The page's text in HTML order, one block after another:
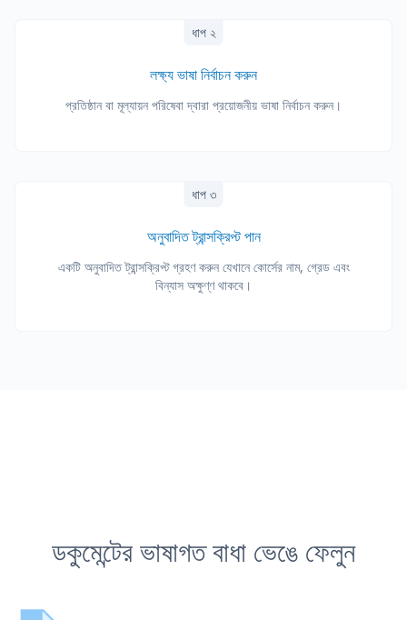
ধাপ ২
লক্ষ্য ভাষা নির্বাচন করুন
প্রতিষ্ঠান বা মূল্যায়ন পরিষেবা দ্বারা প্রয়োজনীয় ভাষা নির্বাচন করুন।
ধাপ ৩
অনুবাদিত ট্রান্সক্রিপ্ট পান
একটি অনুবাদিত ট্রান্সক্রিপ্ট গ্রহণ করুন যেখানে কোর্সের নাম, গ্রেড এবং
বিন্যাস অক্ষুণ্ণ থাকবে।
ডকুমেন্টের ভাষাগত বাধা ভেঙে ফেলুন